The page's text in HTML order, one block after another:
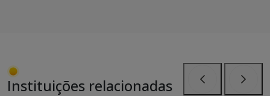
Instituições relacionadas